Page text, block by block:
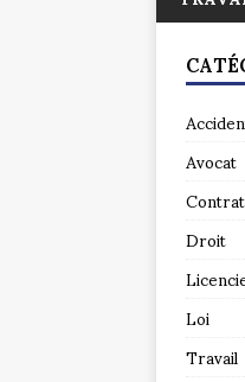
Avocat
Contrat
Droit
Loi
Travail